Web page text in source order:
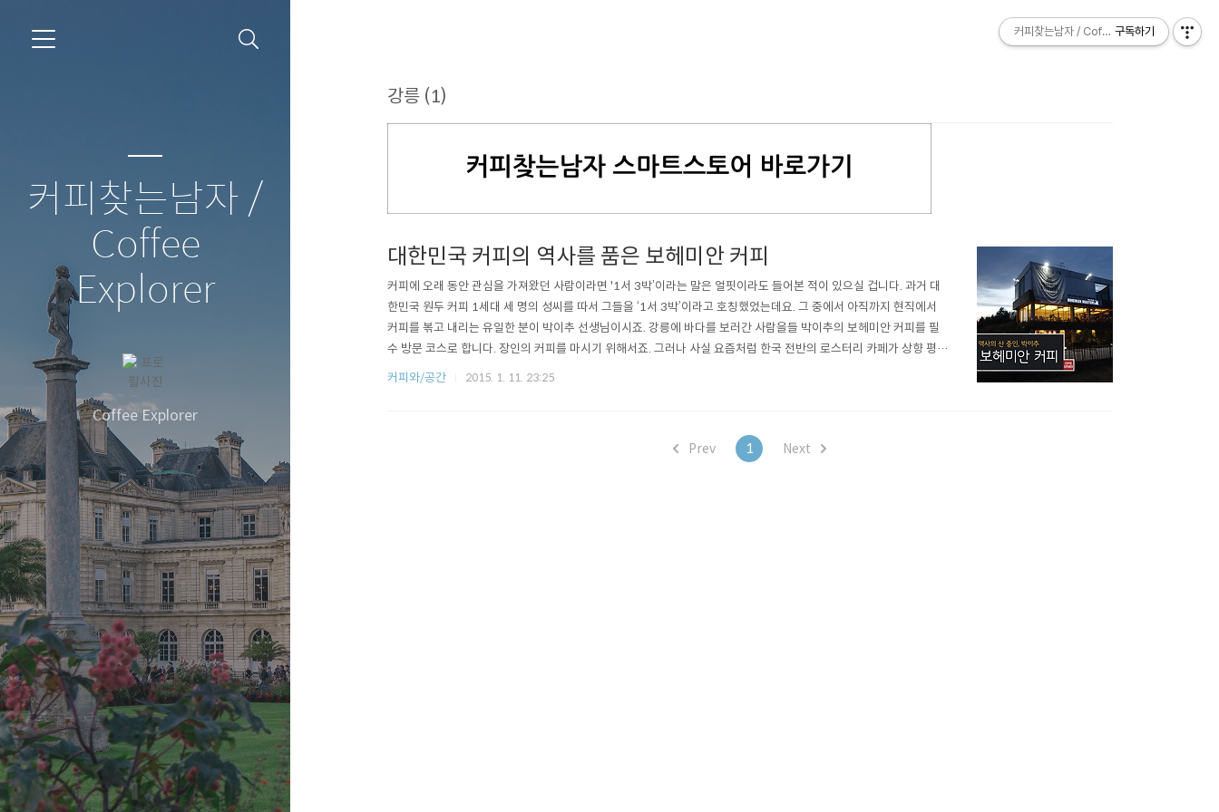
커피찾는남자 /
Coffee
Explorer
Coffee Explorer
강릉 (1)
커피찾는남자 / Coffee Explorer
구독하기
대한민국 커피의 역사를 품은 보헤미안 커피
커피에 오래 동안 관심을 가져왔던 사람이라면 '1서 3박’이라는 말은 얼핏이라도 들어본 적이 있으실 겁니다. 과거 대
한민국 원두 커피 1세대 세 명의 성씨를 따서 그들을 ‘1서 3박’이라고 호칭했었는데요. 그 중에서 아직까지 현직에서
커피를 볶고 내리는 유일한 분이 박이추 선생님이시죠. 강릉에 바다를 보러간 사람을들 박이추의 보헤미안 커피를 필
수 방문 코스로 합니다. 장인의 커피를 마시기 위해서죠. 그러나 사실 요즘처럼 한국 전반의 로스터리 카페가 상향 평균
화되어 가는 추세에 더 이상 맛에 있어서 특별한 만족을 주지는 못할지도 모르겠습니다. 어디를 가나 '누가 볶고 누가
커피와/공간 2015. 1. 11. 23:25
Prev 1 Next
커피찾는남자 / Coffee Explorer
구독하기